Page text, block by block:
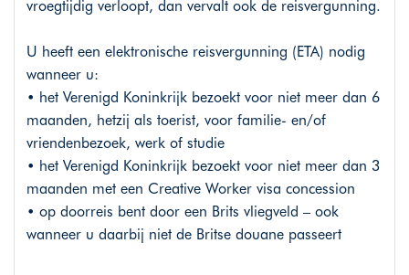
vroegtijdig verloopt, dan vervalt ook de reisvergunning.
U heeft een elektronische reisvergunning (ETA) nodig
wanneer u:
• het Verenigd Koninkrijk bezoekt voor niet meer dan 6
maanden, hetzij als toerist, voor familie- en/of
vriendenbezoek, werk of studie
• het Verenigd Koninkrijk bezoekt voor niet meer dan 3
maanden met een Creative Worker visa concession
• op doorreis bent door een Brits vliegveld – ook
wanneer u daarbij niet de Britse douane passeert